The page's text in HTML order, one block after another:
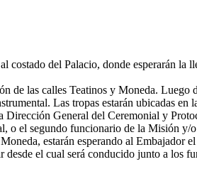
del Palacio, donde esperarán
las calles Teatinos y Moneda. Luego
Las tropas estarán ubicadas
General del Ceremonial y
o el segundo funcionario de la Misión
estarán esperando al Embajador
el cual será conducido junto a los